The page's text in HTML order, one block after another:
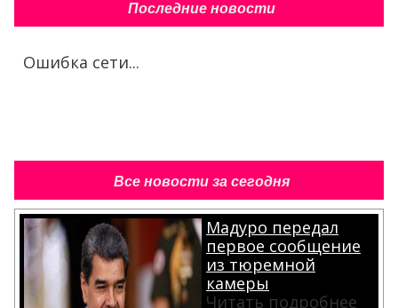
Последние новости
Ошибка сети...
Все новости за сегодня
Мадуро передал
первое сообщение
из тюремной
камеры
Читать подробнее